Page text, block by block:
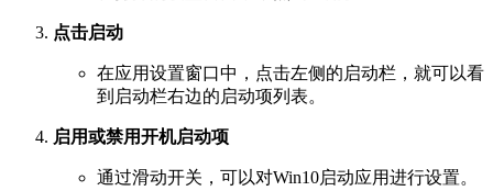
点击启动
在应用设置窗口中，点击左侧的启动栏，就可以看
到启动栏右边的启动项列表。
启用或禁用开机启动项
通过滑动开关，可以对Win10启动应用进行设置。